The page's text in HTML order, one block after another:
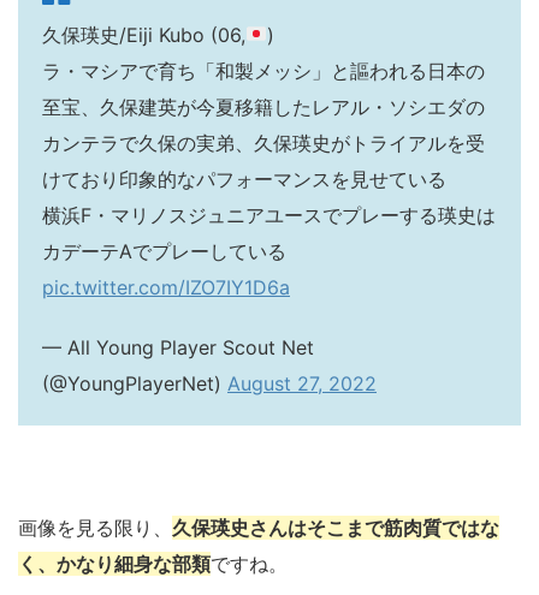
久保瑛史/Eiji Kubo (06,
)
ラ・マシアで育ち「和製メッシ」と謳われる日本の
至宝、久保建英が今夏移籍したレアル・ソシエダの
カンテラで久保の実弟、久保瑛史がトライアルを受
けており印象的なパフォーマンスを見せている
横浜F・マリノスジュニアユースでプレーする瑛史は
カデーテAでプレーしている
pic.twitter.com/IZO7IY1D6a
— All Young Player Scout Net
(@YoungPlayerNet) August 27, 2022
画像を見る限り、 久保瑛史さんはそこまで筋肉質ではな
く、かなり細身な部類ですね。